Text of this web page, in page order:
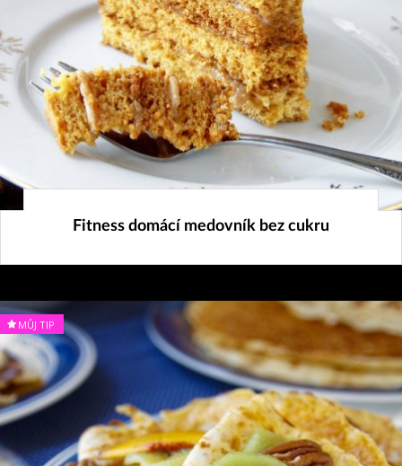
4. 2. 2025
Fitness domácí medovník bez cukru
MŮJ TIP